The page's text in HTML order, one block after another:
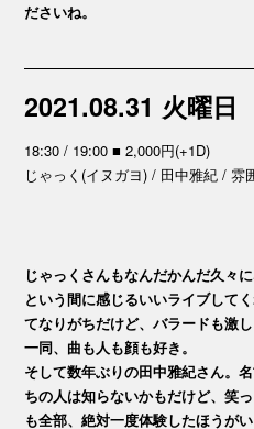
ださいね。
2021.08.31 火曜日
18:30 / 19:00 ■ 2,000円(+1D)
じゃっく(イヌガヨ) / 田中雅紀 / 雰
じゃっくさんもなんだかんだ久々
という間に感じるいいライブして
てなりがちだけど、バラードも激
一同、曲も人も顔も好き。
そして数年ぶりの田中雅紀さん。
ちの人は知らないかもだけど、笑
も全部、絶対一度体験したほうが